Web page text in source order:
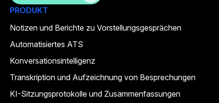
PRODUKT
Notizen und Berichte zu Vorstellungsgesprächen
Automatisiertes ATS
Konversationsintelligenz
Transkription und Aufzeichnung von Besprechungen
KI-Sitzungsprotokolle und Zusammenfassungen